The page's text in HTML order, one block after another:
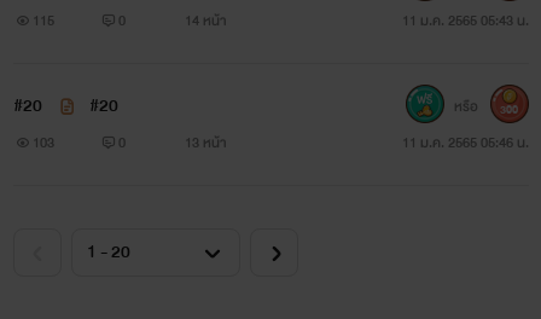
115 0 14 หน้า 11 ม.ค. 2565 05:43 น.
#20 #20
103 0 13 หน้า 11 ม.ค. 2565 05:46 น.
หรือ 300